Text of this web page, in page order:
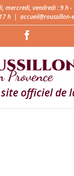
mercredi, vendredi : 9 h
h |
officiel de